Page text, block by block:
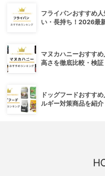
フライパンおすすめ
い・長持ち！2026最新
マヌカハニーおすす
高さを徹底比較・検証
ドッグフードおすす
ルギー対策商品を紹介